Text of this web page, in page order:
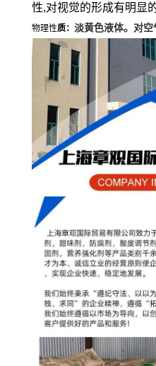
性,对视觉的形成有明显
物理性质： 淡黄色液体。对空